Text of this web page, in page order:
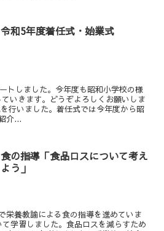
令和5年度着任式・始業式
トしました。今年度も昭和小学校の様
いきます。どうぞよろしくお願いしま
行いました。着任式では今年度から昭
介...
食の指導「食品ロスについて考え
よう」
栄養教諭による食の指導を進めていま
学習しました。食品ロスを減らすため